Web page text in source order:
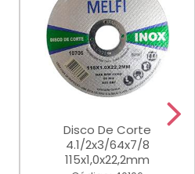
Disco De Corte
4.1/2x3/64x7/8
115x1,0x22,2mm